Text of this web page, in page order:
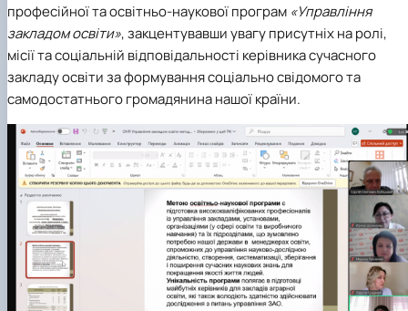
професійної та освітньо-наукової програм «Управління
закладом освіти», закцентувавши увагу присутніх на ролі,
місії та соціальній відповідальності керівника сучасного
закладу освіти за формування соціально свідомого та
самодостатнього громадянина нашої країни.